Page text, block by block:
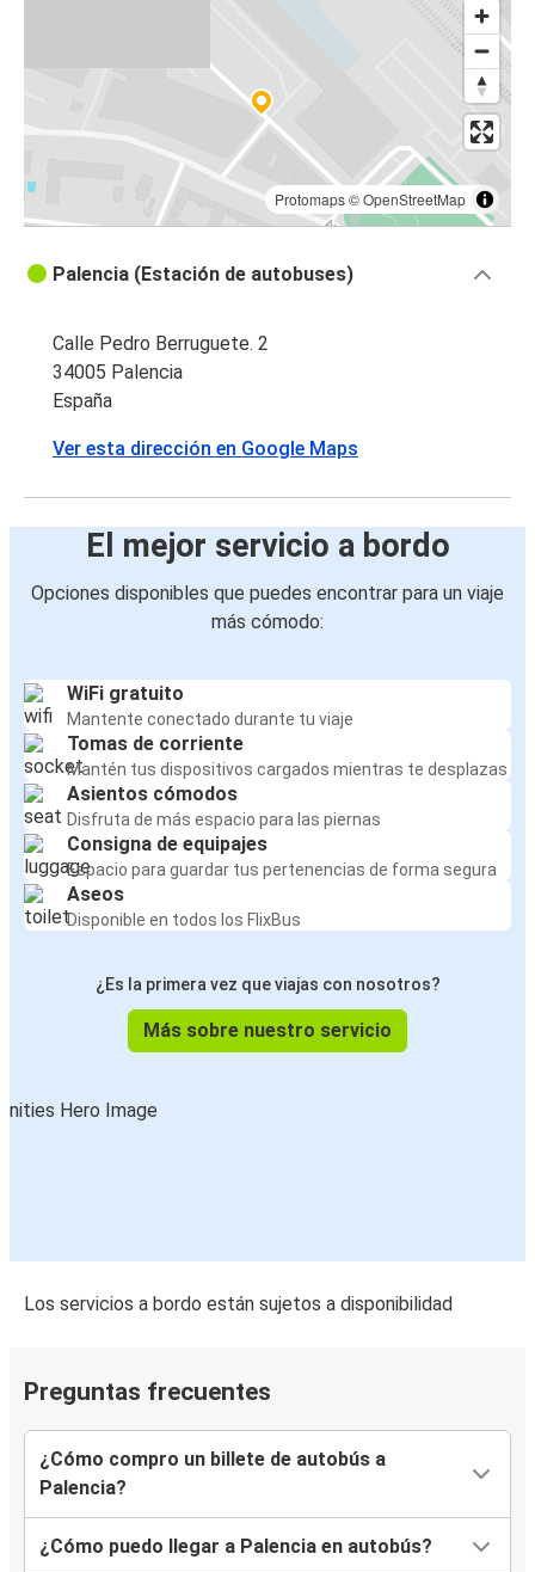
Lleida
Oporto
Palencia
Lleida
Palencia
Bilbao
Palencia
Ourense
Lisboa
Braga
Palencia
Palencia
Braga
Palencia
Palencia
Protomaps©OpenStreetMap
Palencia (Estación de autobuses)
Calle Pedro Berruguete. 2
34005 Palencia
España
Ver esta dirección en Google Maps
El mejor servicio a bordo
Opciones disponibles que puedes encontrar para un viaje
más cómodo:
WiFi gratuito
Mantente conectado durante tu viaje
Tomas de corriente
Mantén tus dispositivos cargados mientras te desplazas
Asientos cómodos
Disfruta de más espacio para las piernas
Consigna de equipajes
Espacio para guardar tus pertenencias de forma segura
Aseos
Disponible en todos los FlixBus
¿Es la primera vez que viajas con nosotros?
Más sobre nuestro servicio
Los servicios a bordo están sujetos a disponibilidad
Preguntas frecuentes
¿Cómo compro un billete de autobús a
Palencia?
¿Cómo puedo llegar a Palencia en autobús?